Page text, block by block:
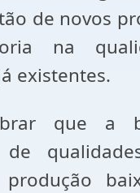
de novos
na
existentes.
que a
de